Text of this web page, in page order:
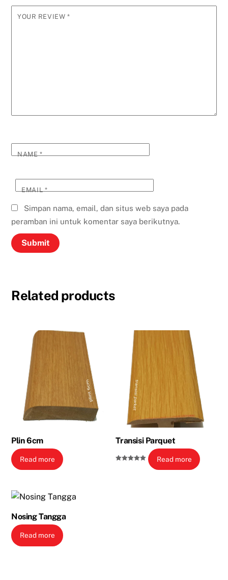
YOUR REVIEW *
NAME*
EMAIL*
Simpan nama, email, dan situs web saya pada
peramban ini untuk komentar saya berikutnya.
Related products
Plin 6cm
Read more
Transisi Parquet
Read more
Nosing Tangga
Read more